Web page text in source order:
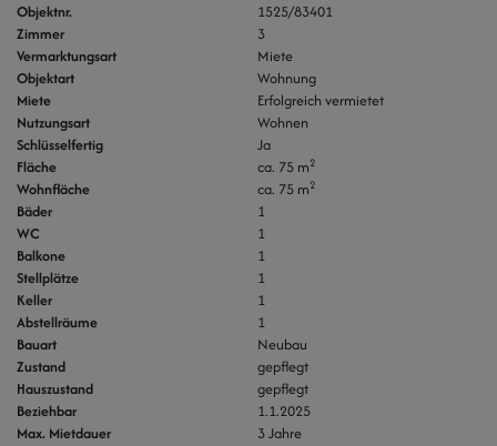
Objektnr.
1525/83401
Zimmer
3
Vermarktungsart
Miete
Objektart
Wohnung
Miete
Erfolgreich vermietet
Nutzungsart
Wohnen
Schlüsselfertig
Ja
Fläche
ca. 75 m2
Wohnfläche ca. 75 m2
Bäder
1
WC
1
Balkone
1
Stellplätze
1
Keller
1
Abstellräume
1
Bauart
Neubau
Zustand
gepflegt
Hauszustand
gepflegt
Beziehbar
1.1.2025
Max. Mietdauer
3 Jahre